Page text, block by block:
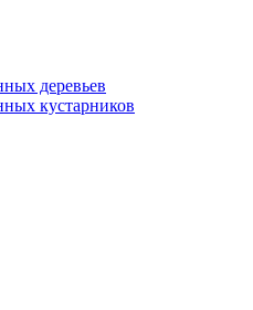
деревьев
кустарников